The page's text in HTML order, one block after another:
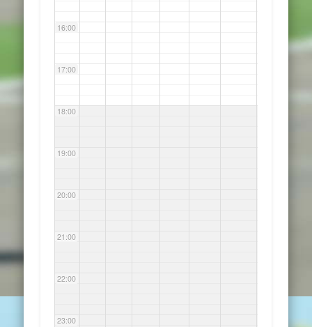
16:00
17:00
18:00
19:00
20:00
21:00
22:00
23:00